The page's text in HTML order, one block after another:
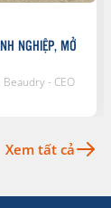
NGHIỆP, MỞ
- CEO
Xem tất cả